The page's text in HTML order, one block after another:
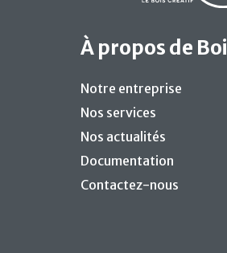
À propos de
Notre entreprise
Nos services
Nos actualités
Documentation
Contactez-nous